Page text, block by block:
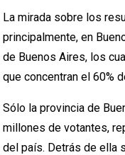
La mirada sobre los
principalmente, en
de Buenos Aires, los
que concentran el 60%
Sólo la provincia de
millones de votantes,
del país. Detrás de ella